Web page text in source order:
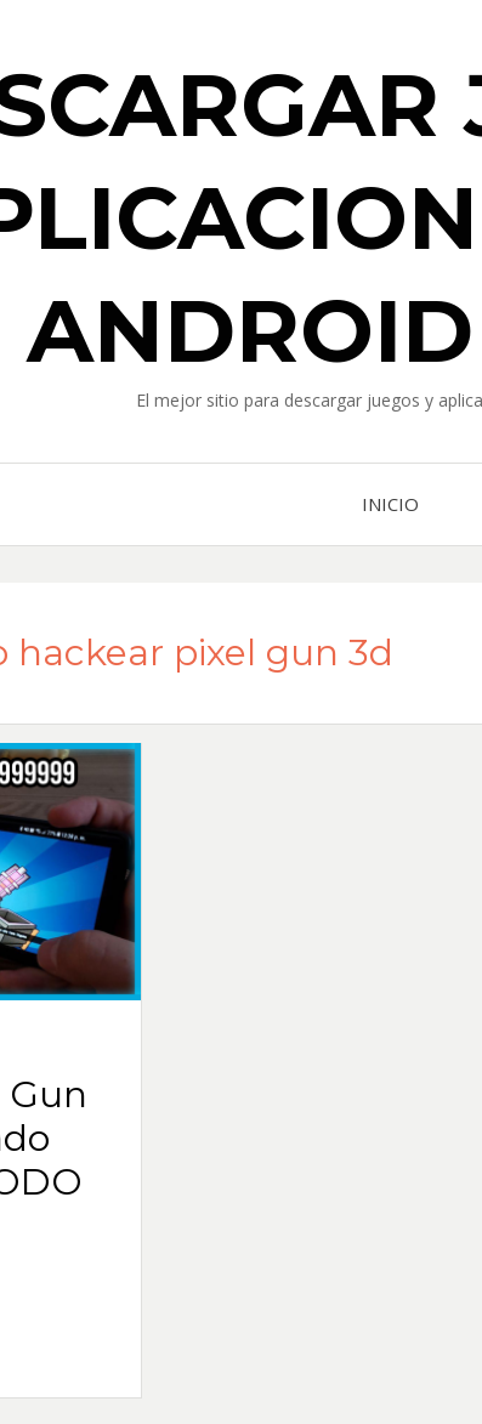
El mejor sitio para descargar juegos y
INICIO
hackear pixel gun 3d
Gun